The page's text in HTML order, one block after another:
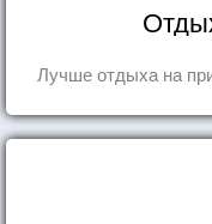
Лучше отдыха на